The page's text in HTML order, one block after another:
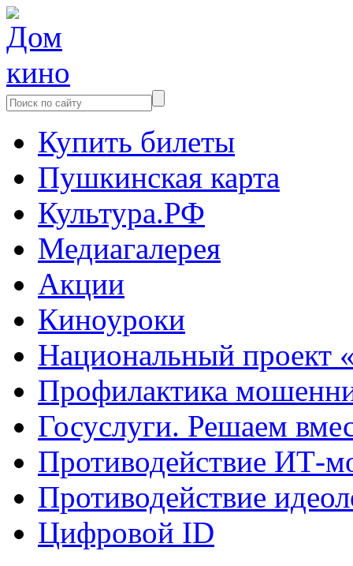
Купить билеты
Пушкинская карта
Культура.РФ
Медиагалерея
Акции
Киноуроки
Национальный проект
Профилактика
Госуслуги. Решаем
Противодействие ИТ-
Противодействие
Цифровой ID